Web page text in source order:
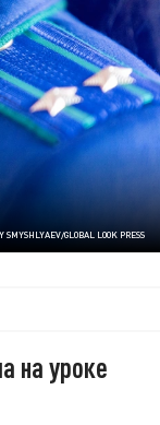
GLOBAL LOOK PRESS
на уроке